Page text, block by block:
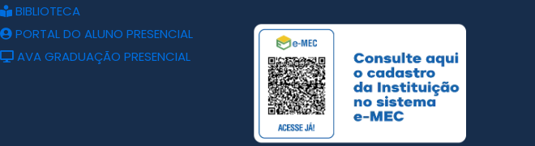
BIBLIOTECA
PORTAL DO ALUNO PRESENCIAL
AVA GRADUAÇÃO PRESENCIAL